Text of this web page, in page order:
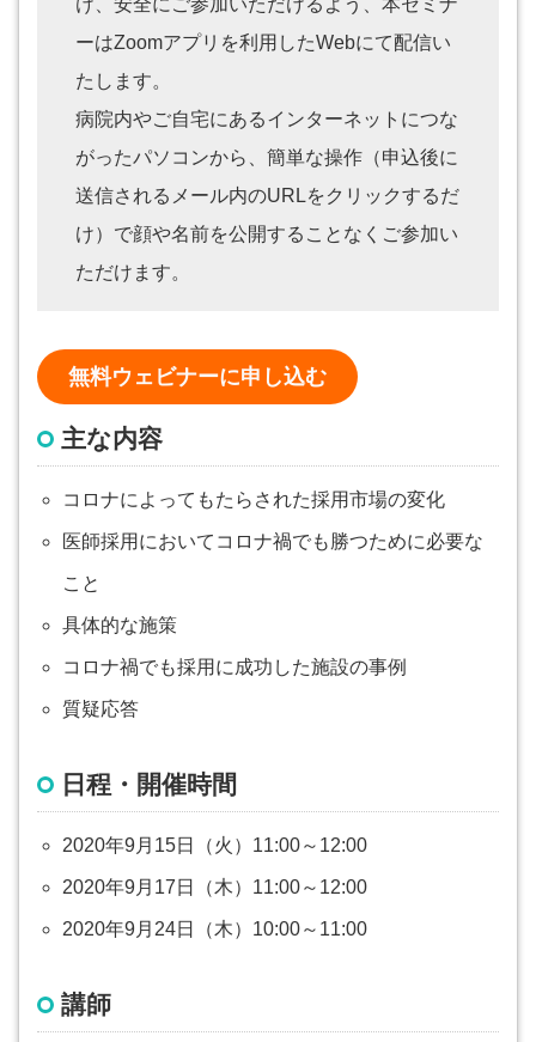
け、安全にご参加いただけるよう、本セミナ
ーはZoomアプリを利用したWebにて配信い
たします。
病院内やご自宅にあるインターネットにつな
がったパソコンから、簡単な操作（申込後に
送信されるメール内のURLをクリックするだ
け）で顔や名前を公開することなくご参加い
ただけます。
無料ウェビナーに申し込む
主な内容
コロナによってもたらされた採用市場の変化
医師採用においてコロナ禍でも勝つために必要な
こと
具体的な施策
コロナ禍でも採用に成功した施設の事例
質疑応答
日程・開催時間
2020年9月15日（火）11:00～12:00
2020年9月17日（木）11:00～12:00
2020年9月24日（木）10:00～11:00
講師